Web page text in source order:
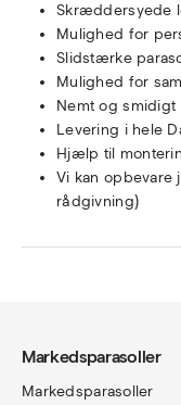
Skræddersyede
Mulighed for
Slidstærke
Mulighed for
Nemt og smidigt
Levering i hele
Hjælp til
Vi kan
rådgivning)
Markedsparasoller
Markedsparasoller